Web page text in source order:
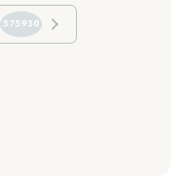
575930